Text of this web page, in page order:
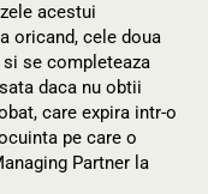
acestui
oricand, cele doua
se completeaza
daca nu obtii
care expira intr-o
pe care o
Partner la